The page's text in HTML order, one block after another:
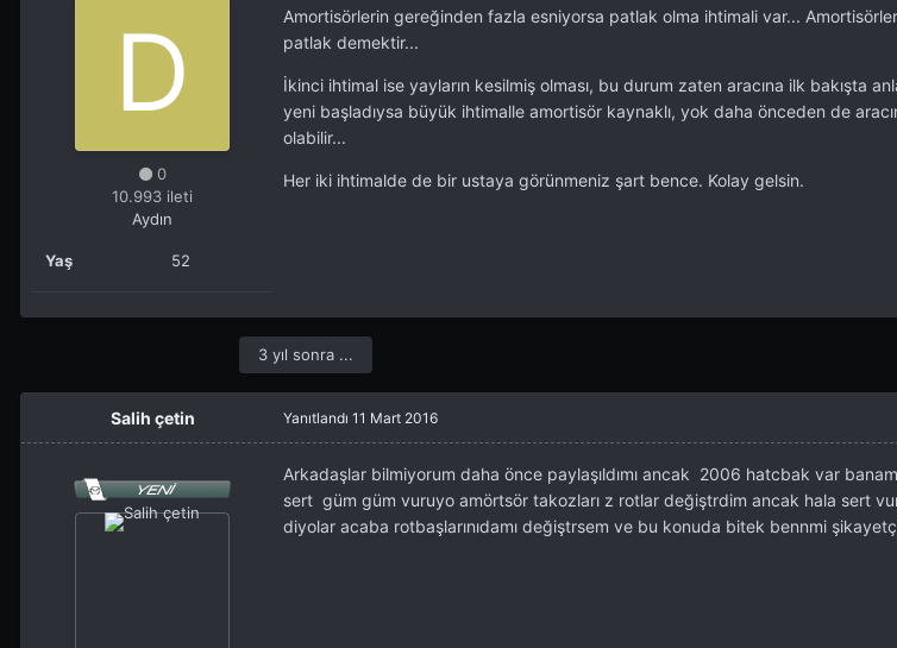
0
10.993 ileti
Aydın
Yaş 52
Amortisörlerin gereğinden fazla esniyorsa patlak olma ihtimali var...
patlak demektir...
İkinci ihtimal ise yayların kesilmiş olması, bu durum zaten aracına ilk bakışta
yeni başladıysa büyük ihtimalle amortisör kaynaklı, yok daha önceden de aracın
olabilir...
Her iki ihtimalde de bir ustaya görünmeniz şart bence. Kolay gelsin.
3 yıl sonra ...
Salih çetin Yanıtlandı 11 Mart 2016
Arkadaşlar bilmiyorum daha önce paylaşıldımı ancak 2006 hatcbak var
sert güm güm vuruyo amörtsör takozları z rotlar değiştrdim ancak hala sert
diyolar acaba rotbaşlarınıdamı değiştrsem ve bu konuda bitek bennmi